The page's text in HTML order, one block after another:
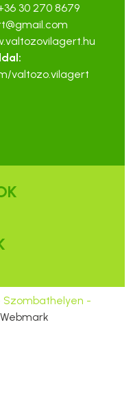
30 270 8679
valtozo.vilagert
-
Webmark